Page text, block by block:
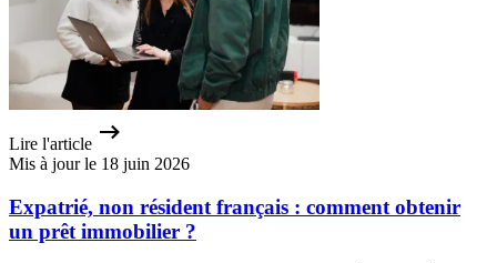
Lire l'article
Mis à jour le 18 juin 2026
Expatrié, non résident français : comment obtenir
un prêt immobilier ?